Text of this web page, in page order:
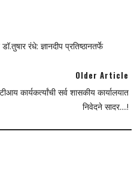
रंधे: ज्ञानदीप प्रतिष्ठानतर्फे
Older Article
कार्यकर्त्यांची सर्व शासकीय कार्यालयात
निवेदने सादर....!